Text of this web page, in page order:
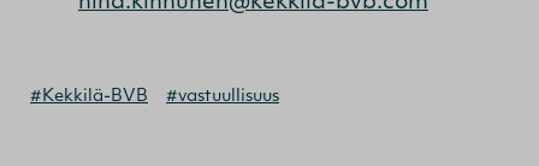
#Kekkilä-BVB #vastuullisuus